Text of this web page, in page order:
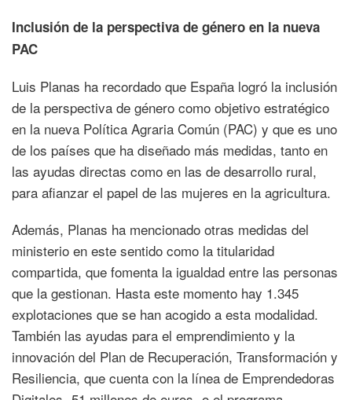
Inclusión de la perspectiva de género en la nueva
PAC
Luis Planas ha recordado que España logró la inclusión
de la perspectiva de género como objetivo estratégico
en la nueva Política Agraria Común (PAC) y que es uno
de los países que ha diseñado más medidas, tanto en
las ayudas directas como en las de desarrollo rural,
para afianzar el papel de las mujeres en la agricultura.
Además, Planas ha mencionado otras medidas del
ministerio en este sentido como la titularidad
compartida, que fomenta la igualdad entre las personas
que la gestionan. Hasta este momento hay 1.345
explotaciones que se han acogido a esta modalidad.
También las ayudas para el emprendimiento y la
innovación del Plan de Recuperación, Transformación y
Resiliencia, que cuenta con la línea de Emprendedoras